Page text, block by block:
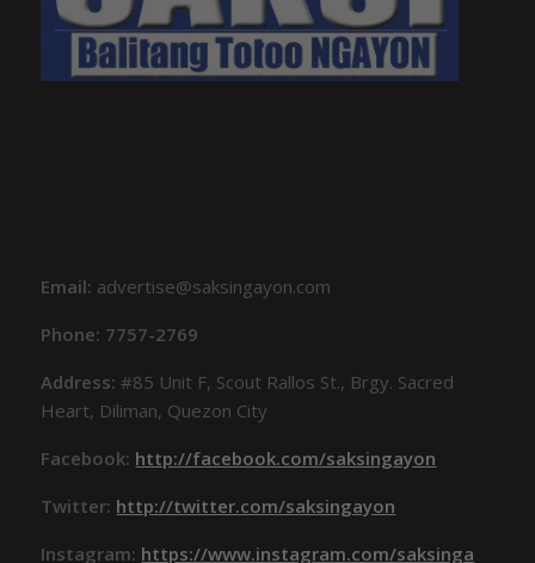
Email: advertise@saksingayon.com
Phone: 7757-2769
Address:#85 Unit F, Scout Rallos St., Brgy. Sacred
Heart, Diliman, Quezon City
Facebook: http://facebook.com/saksingayon
Twitter: http://twitter.com/saksingayon
Instagram: https://www.instagram.com/saksinga